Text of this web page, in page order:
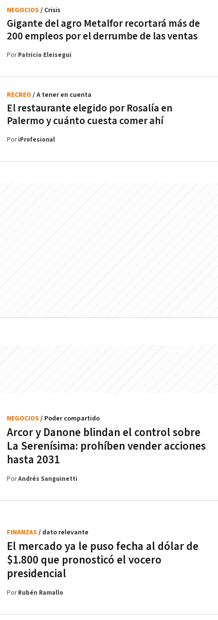
Gigante del agro Metalfor recortará más de
200 empleos por el derrumbe de las ventas
NEGOCIOS / Crisis
PorPatricio Eleisegui
El restaurante elegido por Rosalía en
Palermo y cuánto cuesta comer ahí
RECREO / A tener en cuenta
PoriProfesional
Arcor y Danone blindan el control sobre
La Serenísima: prohíben vender acciones
hasta 2031
NEGOCIOS / Poder compartido
PorAndrés Sanguinetti
El mercado ya le puso fecha al dólar de
$1.800 que pronosticó el vocero
presidencial
FINANZAS / dato relevante
PorRubén Ramallo